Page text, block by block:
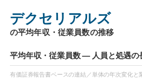
デクセリアルズ
の平均年収・従業員数の推移
平均年収・従業員数 — 人員と処遇の
有価証券報告書ベースの連結／単体の年次変化と